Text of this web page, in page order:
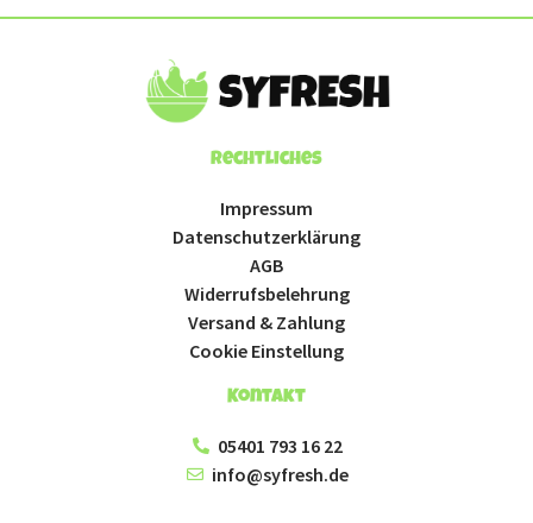
Rechtliches
Impressum
Datenschutzerklärung
AGB
Widerrufsbelehrung
Versand & Zahlung
Cookie Einstellung
Kontakt
05401 793 16 22
info@syfresh.de